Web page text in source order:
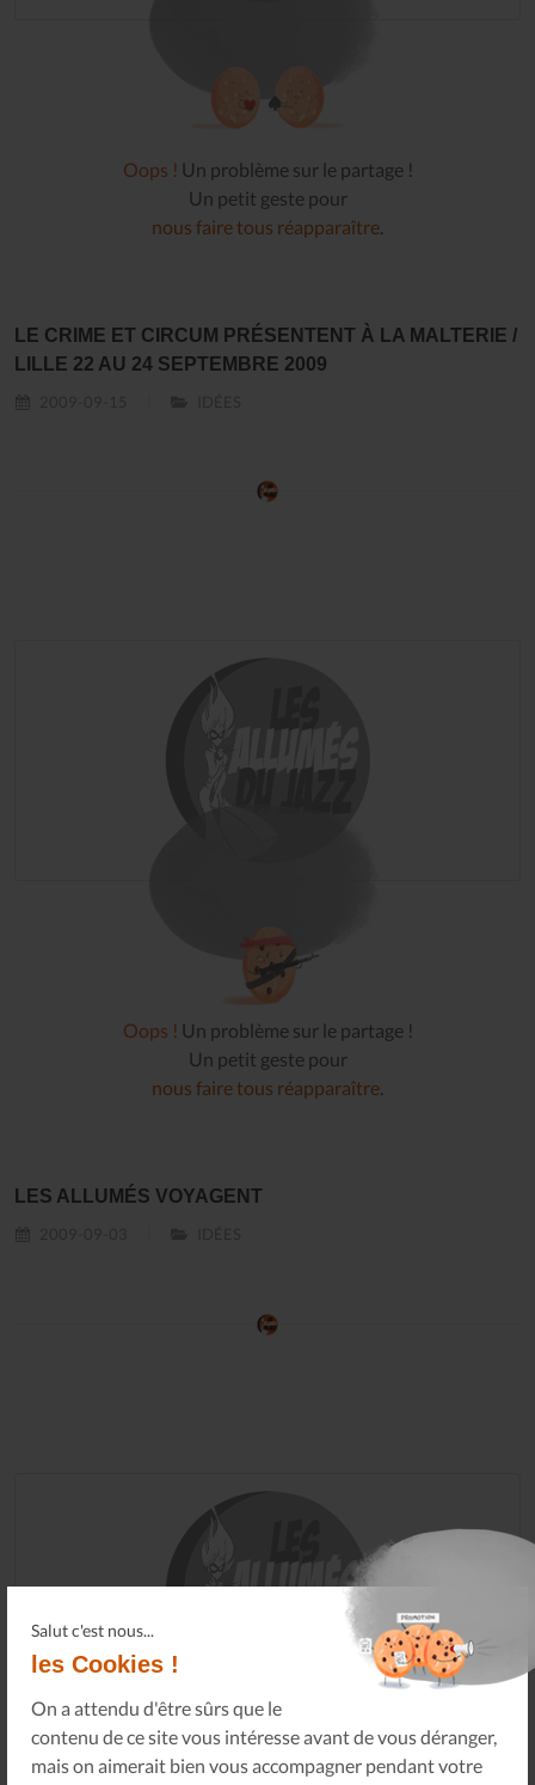
Salut c'est nous...
les Cookies !
On a attendu d'être sûrs que le
contenu de ce site vous intéresse avant de vous déranger,
mais on aimerait bien vous accompagner pendant votre
Oops ! Un problème sur le partage !
Un petit geste pour
nous faire tous réapparaître.
LE CRIME ET CIRCUM PRÉSENTENT À LA MALTERIE /
LILLE 22 AU 24 SEPTEMBRE 2009
Oops ! Un problème sur le partage !
Un petit geste pour
nous faire tous réapparaître.
LES ALLUMÉS VOYAGENT